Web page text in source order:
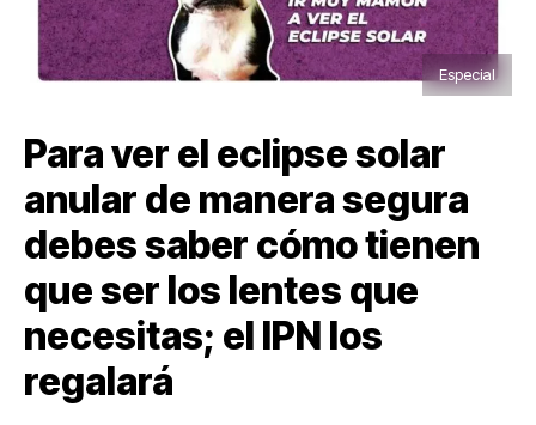
Especial
Para ver el eclipse solar
anular de manera segura
debes saber cómo tienen
que ser los lentes que
necesitas; el IPN los
regalará